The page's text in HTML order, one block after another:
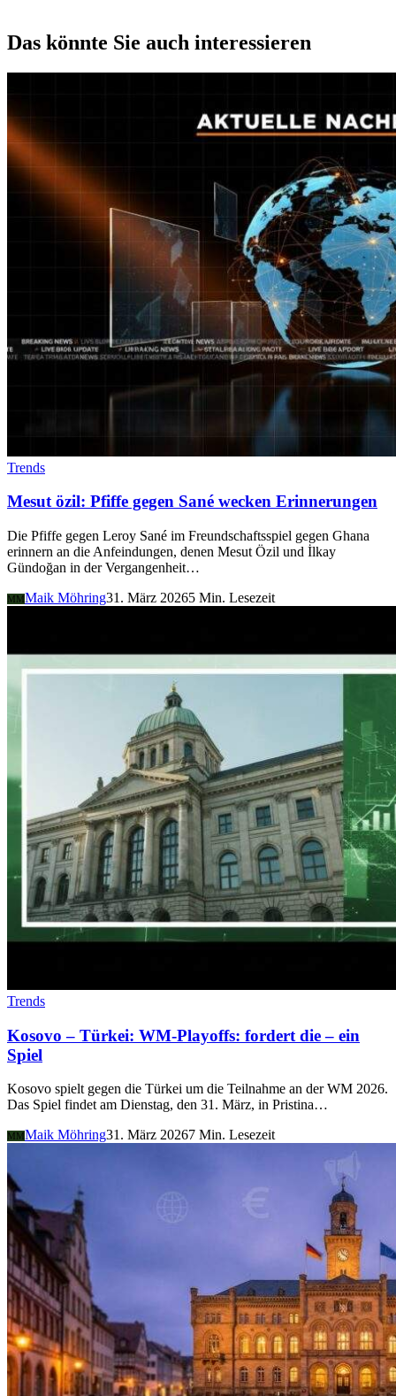
Das könnte Sie auch interessieren
Trends
Mesut özil: Pfiffe gegen Sané wecken Erinnerungen
Die Pfiffe gegen Leroy Sané im Freundschaftsspiel gegen Ghana
erinnern an die Anfeindungen, denen Mesut Özil und İlkay
Gündoğan in der Vergangenheit…
MMMaik Möhring31. März 20265 Min. Lesezeit
Trends
Kosovo – Türkei: WM-Playoffs: fordert die – ein
Spiel
Kosovo spielt gegen die Türkei um die Teilnahme an der WM 2026.
Das Spiel findet am Dienstag, den 31. März, in Pristina…
MM Maik Möhring31. März 20267 Min. Lesezeit